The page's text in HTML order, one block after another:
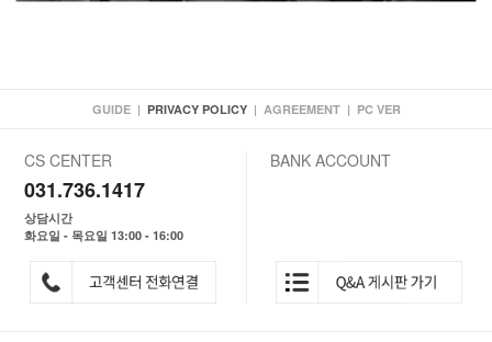
GUIDE | PRIVACY POLICY | AGREEMENT | PC VER
CS CENTER
031.736.1417
상담시간
화요일 - 목요일 13:00 - 16:00
BANK ACCOUNT